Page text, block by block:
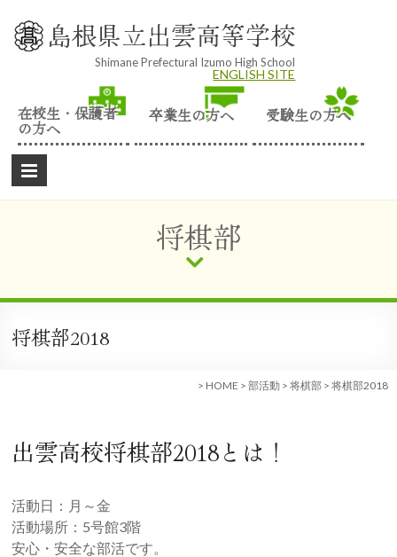
content 島根県立出雲高等学校
Shimane Prefectural Izumo High School
ENGLISH SITE
在校生・保護者
の方へ
卒業生の方へ 受験生の方へ
将棋部
将棋部2018
> HOME > 部活動 > 将棋部 > 将棋部2018
出雲高校将棋部2018とは！
活動日：月～金
活動場所：5号館3階
安心・安全な部活です。